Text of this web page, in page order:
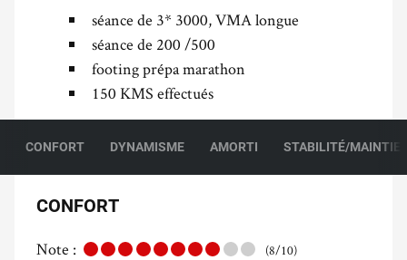
séance de 3* 3000, VMA longue
séance de 200 /500
footing prépa marathon
150 KMS effectués
CONFORT DYNAMISME AMORTI STABILITÉ/
CONFORT
Note : (8/10)